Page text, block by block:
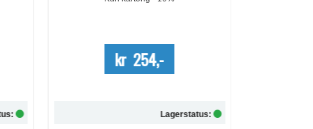
kr 209,-
Lagerstatus: